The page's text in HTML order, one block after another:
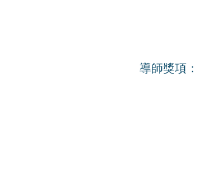
導師獎項：